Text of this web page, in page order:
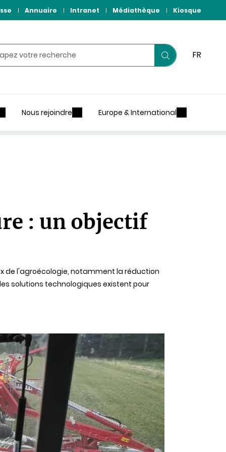
Annuaire Intranet Médiathèque Kiosque
Lancer
FR
Nous rejoindre Europe & International
: un objectif
de l'agroécologie, notamment la réduction
solutions technologiques existent pour